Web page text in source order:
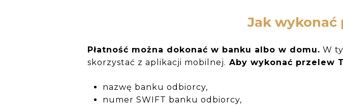
Jak wykonać
Płatność można dokonać w banku albo w domu. W
skorzystać z aplikacji mobilnej. Aby wykonać przelew
nazwę banku odbiorcy,
numer SWIFT banku odbiorcy,